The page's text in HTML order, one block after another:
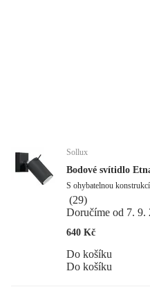
Sollux
Bodové svítidlo
S ohybatelnou
(29)
Doručíme od 7. 9.
640 Kč
Do košíku
Do košíku